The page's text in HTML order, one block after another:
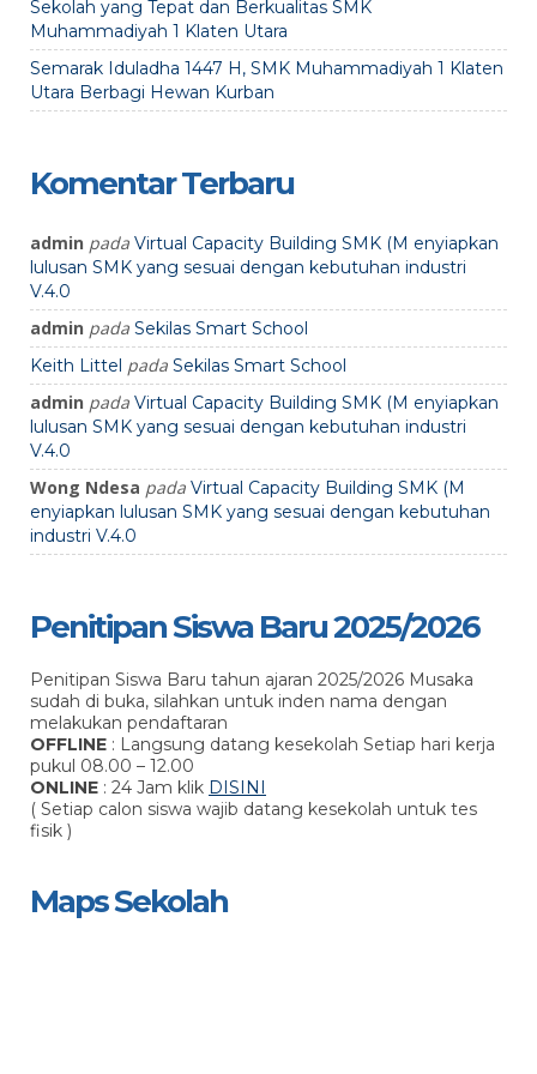
Sekolah yang Tepat dan Berkualitas SMK
Muhammadiyah 1 Klaten Utara
Semarak Iduladha 1447 H, SMK Muhammadiyah 1 Klaten
Utara Berbagi Hewan Kurban
Komentar Terbaru
admin pada Virtual Capacity Building SMK (M enyiapkan
lulusan SMK yang sesuai dengan kebutuhan industri
V.4.0
admin pada Sekilas Smart School
Keith Littel pada Sekilas Smart School
admin pada Virtual Capacity Building SMK (M enyiapkan
lulusan SMK yang sesuai dengan kebutuhan industri
V.4.0
Wong Ndesa pada Virtual Capacity Building SMK (M
enyiapkan lulusan SMK yang sesuai dengan kebutuhan
industri V.4.0
Penitipan Siswa Baru 2025/2026
Penitipan Siswa Baru tahun ajaran 2025/2026 Musaka
sudah di buka, silahkan untuk inden nama dengan
melakukan pendaftaran
OFFLINE : Langsung datang kesekolah Setiap hari kerja
pukul 08.00 – 12.00
ONLINE : 24 Jam klik DISINI
( Setiap calon siswa wajib datang kesekolah untuk tes
fisik )
Maps Sekolah